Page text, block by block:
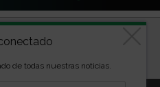
| Todos los derechos
de todas nuestras noticias.